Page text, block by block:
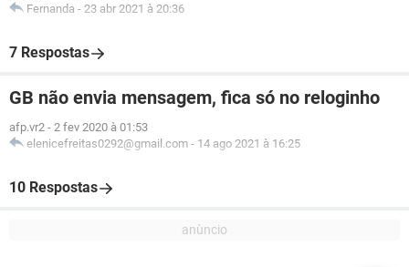
Fernanda - 23 abr 2021 à 20:36
7 Respostas
GB não envia mensagem, fica só no reloginho
afp.vr2 - 2 fev 2020 à 01:53
elenicefreitas0292@gmail.com - 14 ago 2021 à 16:25
10 Respostas